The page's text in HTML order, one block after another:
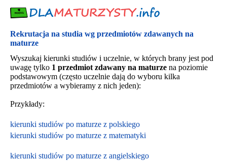
Rekrutacja na studia wg przedmiotów zdawanych na
maturze
Wyszukaj kierunki studiów i uczelnie, w których brany jest pod
uwagę tylko 1 przedmiot zdawany na maturze na poziomie
podstawowym (często uczelnie dają do wyboru kilka
przedmiotów a wybieramy z nich jeden):
Przykłady:
kierunki studiów po maturze z polskiego
kierunki studiów po maturze z matematyki
kierunki studiów po maturze z angielskiego